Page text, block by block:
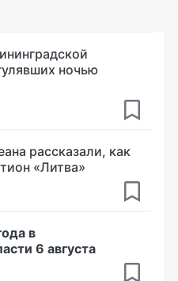
ночью
рассказали, как
«Литва»
в
6 августа